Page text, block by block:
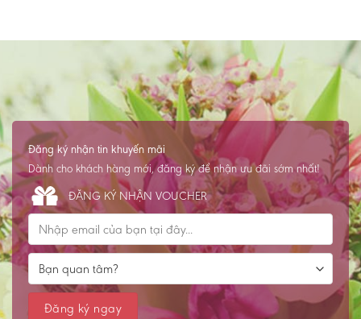
Đăng ký nhận tin khuyến mãi
Dành cho khách hàng mới, đăng ký để nhận ưu đãi sớm nhất!
ĐĂNG KÝ NHẬN VOUCHER